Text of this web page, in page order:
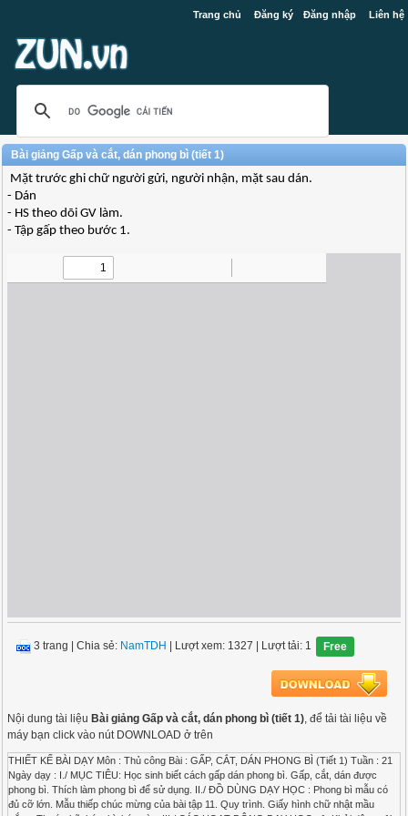
Trang chủ Đăng ký Đăng nhập Liên hệ
Bài giảng Gấp và cắt, dán phong bì (tiết 1)
Mặt trước ghi chữ người gửi, người nhận, mặt sau dán.
- Dán
- HS theo dõi GV làm.
- Tập gấp theo bước 1.
3 trang |Chia sẻ: NamTDH | Lượt xem: 1327 | Lượt tải: 1 Free
Nội dung tài liệu Bài giảng Gấp và cắt, dán phong bì (tiết 1), để tải tài liệu về
máy bạn click vào nút DOWNLOAD ở trên
THIẾT KẾ BÀI DẠY Môn : Thủ công Bài : GẤP, CẮT, DÁN PHONG BÌ (Tiết 1) Tuần : 21 Ngày dạy : I./ MỤC TIÊU: Học sinh biết cách gấp dán phong bì. Gấp, cắt, dán được phong bì. Thích làm phong bì để sử dụng. II./ ĐỒ DÙNG DẠY HỌC : Phong bì mẫu có đủ cỡ lớn. Mẫu thiếp chúc mừng của bài tập 11. Quy trình. Giấy hình chữ nhật mầu trắng. Thước kẽ, bút chì, bút màu. III./ CÁC HOẠT ĐỘNG DẠY HỌC : 1. Khởi động : 1’ 2. Bài cũ : 3. Bài mới : Hoạt động của thầy Hoạt động của trò 10’ 1. Hoạt động 1 : Hướng dẫn quan sát và nhận xét. Mục tiêu : Nắm được cách gấp, cắt , dán phong bì. Cách tiến hành : GV giới thiệu phong bì mẫu và đặt câu hỏi để học sinh quan sát và nhận xét. - Phong bì có hình gì ? - Mặt trước và mặt sau của phong bì như thế nào ? - Sau khi chothư vào phong bì ta phải làm gì. - GV cho HS song sánh kích thước của phong bì và thiếp. 15’ 2. Họat động 2 : GV hướng dẫn mẫu. + Bước 1 : Gấp phong bì. - Lấy tờ giấy trắng gấp thành 2 phần theo chiều rộng. - Gấp hai bên H2. - GV treo qui trình gấp, hướng dẫn HS. + Bước 2 : Cắt phong bì. + Bước 3 : Dán thành phong bì. 5’ 3. Họat động 3 : Củng cố - dặn dò - Nhận xét tiết học. - Chuẩn bị giấy màu để tiết sau thực hành - Hình chữ nhật. - Mặt trước ghi chữ người gửi, người nhận, mặt sau dán. - Dán - HS theo dõi GV làm. - Tập gấp theo bước 1. IV./ RÚT KINH NGHIỆM TIẾT DẠY: . . . . . . . . . . . . . . . . . . . . . . . . . . . . . . . . . . . . . . . . . . . . . . . . . . . . . . . . . . . . . . . . . . . . . . . . . . . . . . . . . . . . . . . . . . . . . . . . . . . . . . . . . . . . . . . . . . . . . . . . . . . . . . . . . . . . . . . . . . . . . . . . . . . . . . . . . . . . . . . . . . . . . . . . . . . . . . . . . . . . . . . . . . . . . . . . . . . . . . . . . . . . . . . . . . . . . . . . . . . . . . . . . . . . . . . . . . . . . . . . . . . . . . . . . . . . . . . . . . . . . . . . . . . . . . . . . . . . . . . . . . . . . . . . . . . . . . . . . . . . . . . . . . . . . . . . . . . . . . . . . . . . . . . . . . . . . . . . . . . . . . . . . . . . . . . . . . . . . . . . . . . . . . . . . . . . . . . . . . . . . . . . . . . . . . . . . . . . . . . . . . . . . . . . . . . . . . . . . . . . . . . . . . . . . . . . . . . . . . . . . . . . . . . . . . . . . . . . . . . . . . . . . . . . . . . . . . . . . . . . . . . . . . . . . . . . . . . . . . . . . . . . . . . . . . . . . . . . . . . . . . . . . . . . . . . . . . . . . . . . . . . . . . . . . . . . . . . . . . . . . . . . . . . . . . . . . . . . . . . . . . . . . . . . . . . . . . . . . . . . . . . . . . . . . . . . . . . . . . . . . . . . . . . . . . . . . . . . . . . . . . . . . . . . . . . . . . . . . . . . . . . . . . . . . . . . . . . . . . . . . . . . . . . . . . . . . . . . . . . . . . . . . . . . . . . . . . . . . . . . . . . . . . . . . . . . . . . . . . . . . . . . . . . . . . . . . . . . . . . . . . . . . . . . . . . . . . . . . . . . . . . . . . . . . . . . . . . . . . . . . . . . . . . . . . . . . . . . . . . . . . . . . . . . . . . . . . . . . . . . . . . . . . . . . . . . . . . . . . . . . . . . . . . . . . . . . . . . . . . . . . . . . . . . . . . . . . . . . . . . . . . . . . . . . . . . . . . . . . . . . . . . . . . . . . . . . . . . . . . . . . . . . . . . . . . . . . . . . . . . . . . . . . . . . . . . . . . . . . . . . . . . . . . . . . . . . . . . . . . . . . . . . . . . . . . . . . . . . . . . . . . . . . . . . . . . . . . . . . . . . . . . . . . . . . . . . . . . . . . . . . . . . . . . . . . . . . . . . . . . . . . . . . . . . . . . . . . . . . . . . . . . . . . . . . . . . . . . . . . . . . . . . . . . . . . . . . . . . . . . . . . . . . . . . . . . . . . . . . . . . . . . . . . . . . . . . . . . . . . . . . . . . . . . . . . . . . . . . . . . . . . . . . . . . . . . . . . . . . . . . . . . . . . . . . . . . . . . . . . . . . . . . . . . . . . . . . . . . . . . . . . . . . . . . . . . . . . . . . . . . . . . . . . . . . . . . . . . . . . . . . . . . . . . . . . . . . . . . . . . . . . . . . . . . . . . . . . . . . . . . . . . . . . . . . . . . . . . . . . . . . . . . . . . . . . . . . . . . . . . . . . . . . . . . . . . . . . . . . . . . . . . . . . . . . . . . . . . . . . . . . . . . . . . . . . . . . . . . . . . . . . . . . . . . . . . . . . . . . . . . . . . . . . . . . . . . . . . . . . . . . . . . . . . . . . . . . . . . . . . . . . . . . . . . . . . . . . . . . . . . . . . . . . . . . . . . . . . . . . . . . . . . . . . . . . . . . . . . . . . . . . . . . . . . . . . . . . . . . . . . . . . . . . . . . . . . . . . . . . . . . . . . . . . . . . . . . . . . . . . . . . . . . . . . . . . . . . . . . . . . . . . . . . . . . . . . . . . . . . . . . . . . . . . . . . . . . . . . . . . . . . . . . . . . . . . . . . . . . . . . . . . . . . . . . . . . . . . . . . . . . . . . . . . . . . . . . . . . . . . . . . . . . . . . . . . . . . . . . . . . . . . . . . . . . . . . . . . . . . . . . . . . . . . . . . . . . . . . . . . . . . . . . . . . . . . . . . . . . . . . . . . . . . . . . . . . . . . . . . . . . . . . . . . . . . . . . . . . . . . . . . . . . . . . . . . . . . . . . . . . . . . . . . . . . . . . . . . . . . . . . . . . . . . . . . . . . . . . . . . . . . . . . . . . . . . . . . . . . . . . . . . . . . . . . . . . . . . . . . . . . . . . . . . . . . . . . . . . . . . . . . . . . . . . . . . . . . . . . . . . . . . . . . . . . . . . . . . . . . . . . . . . . . . . . . . . . . . . . . . . . . . . . . . . . . . . . . . . . . . . . . . . . . . . . . . . . . . . . . . . . . . . . . . . . . . . . . . . . . . . . . . . . . . . . . . . . . . . . . . . . . . . . . . . . . . . . . . . . . . . . . . . . . . . . . . . . . . . . . . . . . . . . . . . . . . . . . . . . . . . . . . . . . . . . . . . . . . . . . . . . . . . . . . . . . . . . . . . . . . . . . . . . . . . . . . . . . . . . . . . . . . . . . . . . . . . . . . . . . . . . . . . . . . . . . . . . . . . . . . . . . . . . . . . . . . . . . . . . . . . . . . . . . . . . . . . . . . . . . . . . . . . . . . . . . . . . . . . . . . . . . . . . . . . . . . . . . . . . . . . . . . . . . . . . . . . . . . . . . . . . . . . . . . . . . . . . . . . . . . . . . . . . . . . . . . . . . . . . . . . . . . . . . . . . . . . . . . . . . . . . . . . . . . . . . . . . . . . . . . . . . . . . . . . . . . . . . . . . . . . . . . . . . . . . . . . . . . . . . . . . . . . . . . . . . . . . . . . . . . . . . . . . . . . . . . . . . . . . . . . . . . . . . . . . . . . . . . . . . . . . . . . . . . . . . . . . . . . . . . . . . . . . . . . . . . . . . . . . . . . . . . . . . . . . . . . . . . . . . . . . . . . . . . . . . . . . . . . . . . . . . . . . . . . . . . . . . . . . . . . . . . . . . . . . . . . . . . . . . . . . . . . . . . . . . . . . . . . . . . . . . . . . . . . . . . . . . . . . . . . . . . . . . . . . . . . . . . . . . . . . . . . . . . . . . . . . . . . . . . . . . . . . . . . . . . . . . . . . . . . . . . . . . . . . . . . . . . . . . . . . . . . . . . . . . . . . . . . . . . . . . . . . . . . . . . . . . . . . . . . . . . . . . . . . . . . . . . . . . . . . . . . . . . . . . . . . . . . . . . . . . . . . . . . . . . . . . . . . . . . . . . . . . . . . . . . . . . . . . . . . . . . . . . . . . . . . . . . . . . . . . . . . . . . . . . . . . . . . . . . . . . . . . . . . . . . . . . . . . . . . . . . . . . . . . . . . . . . . . . . . . . . . . . . . . . . . . . . . . . . . . . . . . . . . . . . . . . . . . . . . . . . . . . . . . . . . . . . . . . . . . . . . . . . . . . . . . . . . . . . . . . . . . . . . . . . . . . . . . . . . . . . . . . . . . . . . . . . . . . . . . . . . . . . . . . . . . . . . . . . . . . . . . . . . . . . . . . . . . . . . . . . . . . . . . . . . . . . . . . . . . . . . . . . . . . . . . . . . . . . . . . . . . . . . . . . . . . . . . . . . . . . . . . . . . . . . . . . . . . . . . . . . . . . . . . . . . . . . . . . . . . . . . . . . . . . . . . . . . . . . . . . . . . . . . . . . . . . . . . . . . . . . . . . . . . . . . . . . . . . . . . . . . . . . . . . . . . . . . . . . . . . . . . . . . . . . . . . . . . . . . . . . . . . . . . . . . . . . . . . . . . . . . . . . . . . . . . . . . . . . . . . . . . . . . . . . . . . . . . . . . . . . . . . . . . . . . . . . . . . . . . . . . . . . . . . . . . . . . . . . . . . . . . . . . . . . . . . . . . . . . . . . . . . . . . . . . . . . . . . . . . . . . . . . . . . . . . . . . . . . . . . . . . . . . . . . . . . . . . . . . . . . . . . . . . . . . . . . . . . . . . . . . . . . . . . . . . . . . . . . . . . . . . . . . . . . . . . . . . . . . . . . . . . . . . . . . . . . . . . . . . . . . . . . . . . . . . . . . . . . . . . . . . . . . . . . . . . . . . . . . . . . . . . . . . . . . . . . . . . . . . . . . . . . . . . . . . . . . . . . . . . . . . . . . . . . . . . . . . . . . . . . . . . . . . . . . . . . . . . . . . . . . . . . . . . . . . . . . . . . . . . . . . . . . . . . . . . . . . . . . . . . . . . . . . . . . . . . . . . . . . . . . . . . . . . . . . . . . . . . . . . . . . . . . . . . . . . . . . . . . . . . . . . . . . . . . . . . . . . . . . . . . . . . . . . . . . . . . . . . . . . . . . . . . . . . . . . . . . . . . . . . . . . . . . . . . . . . . . . . . . . . . . . . . . . . . . . . . . . . . . . . . . . . . . . . . . . . . . . . . . . . . . . . . . . . . . . . . . . . . . . . . . . . . . . . . . . . . . . . . . . . . . . . . . . . . . . . . . . . . . . . . . . . . . . . . . . . . . . . . . . . . . . . . . . . . . . . . . . . . . . . . . . . . . . . . . . . . . . . . . . . . . . . . . . . . . . . . . . . . . . . . . . . . . . . . . . . . . . . . . . . . . . . . . . . . . . . . . . . . . . . . . . . . . . . . . . . . . . . . . . . . . . . . . . . . . . . . . . . . . . . . . . . . . . . . . . . . . . . . . . . . . . . . . . . . . . . . . . . . . . . . . . . . . . . . . . . . . . . . . . . . . . . . . . . . . . . . . . . . . . . . . . . . . . . . . . . . . . . . . . . . . . . . . . . . . . . . . . . . . . . . . . . . . . . . . . . . . . . . .